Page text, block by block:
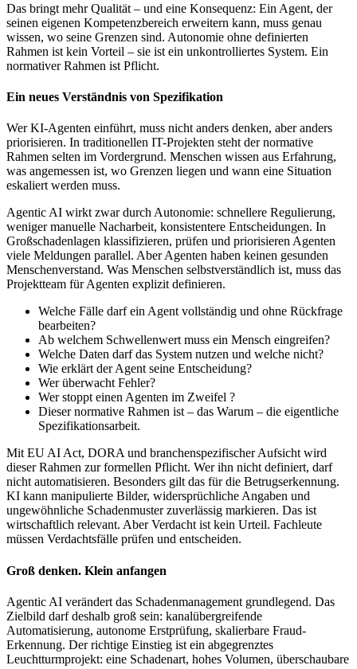
Das bringt mehr Qualität – und eine Konsequenz: Ein Agent, der
seinen eigenen Kompetenzbereich erweitern kann, muss genau
wissen, wo seine Grenzen sind. Autonomie ohne definierten
Rahmen ist kein Vorteil – sie ist ein unkontrolliertes System. Ein
normativer Rahmen ist Pflicht.
Ein neues Verständnis von Spezifikation
Wer KI-Agenten einführt, muss nicht anders denken, aber anders
priorisieren. In traditionellen IT-Projekten steht der normative
Rahmen selten im Vordergrund. Menschen wissen aus Erfahrung,
was angemessen ist, wo Grenzen liegen und wann eine Situation
eskaliert werden muss.
Agentic AI wirkt zwar durch Autonomie: schnellere Regulierung,
weniger manuelle Nacharbeit, konsistentere Entscheidungen. In
Großschadenlagen klassifizieren, prüfen und priorisieren Agenten
viele Meldungen parallel. Aber Agenten haben keinen gesunden
Menschenverstand. Was Menschen selbstverständlich ist, muss das
Projektteam für Agenten explizit definieren.
Welche Fälle darf ein Agent vollständig und ohne Rückfrage
bearbeiten?
Ab welchem Schwellenwert muss ein Mensch eingreifen?
Welche Daten darf das System nutzen und welche nicht?
Wie erklärt der Agent seine Entscheidung?
Wer überwacht Fehler?
Wer stoppt einen Agenten im Zweifel ?
Dieser normative Rahmen ist – das Warum – die eigentliche
Spezifikationsarbeit.
Mit EU AI Act, DORA und branchenspezifischer Aufsicht wird
dieser Rahmen zur formellen Pflicht. Wer ihn nicht definiert, darf
nicht automatisieren. Besonders gilt das für die Betrugserkennung.
KI kann manipulierte Bilder, widersprüchliche Angaben und
ungewöhnliche Schadenmuster zuverlässig markieren. Das ist
wirtschaftlich relevant. Aber Verdacht ist kein Urteil. Fachleute
müssen Verdachtsfälle prüfen und entscheiden.
Groß denken. Klein anfangen
Agentic AI verändert das Schadenmanagement grundlegend. Das
Zielbild darf deshalb groß sein: kanalübergreifende
Automatisierung, autonome Erstprüfung, skalierbare Fraud-
Erkennung. Der richtige Einstieg ist ein abgegrenztes
Leuchtturmprojekt: eine Schadenart, hohes Volumen, überschaubare